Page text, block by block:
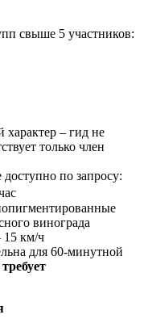
свыше 5 участников:
– гид не
только член
по запросу:
винограда
15 км/ч
для 60-минутной